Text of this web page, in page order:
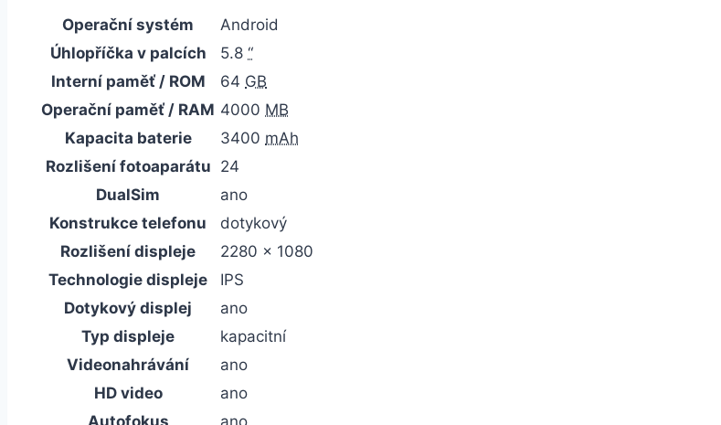
Operační systém
Android
Úhlopříčka v palcích
5.8 “
Interní paměť / ROM
64 GB
Operační paměť / RAM 4000 MB
Kapacita baterie
3400 mAh
Rozlišení fotoaparátu 24
DualSim
ano
Konstrukce telefonu
dotykový
Rozlišení displeje
2280 x 1080
Technologie displeje
IPS
Dotykový displej
ano
Typ displeje
kapacitní
Videonahrávání
ano
HD video
ano
Autofokus
ano